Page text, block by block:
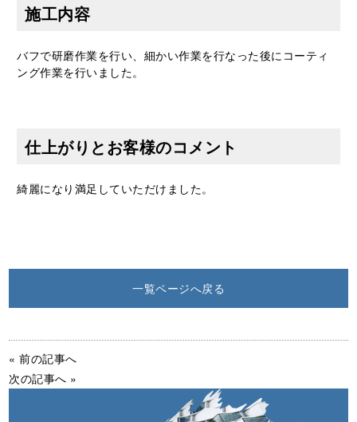
施工内容
バフで研磨作業を行い、細かい作業を行なった後にコーティ
ング作業を行いました。
仕上がりとお客様のコメント
綺麗になり満足していただけました。
一覧ページへ戻る
« 前の記事へ
次の記事へ »